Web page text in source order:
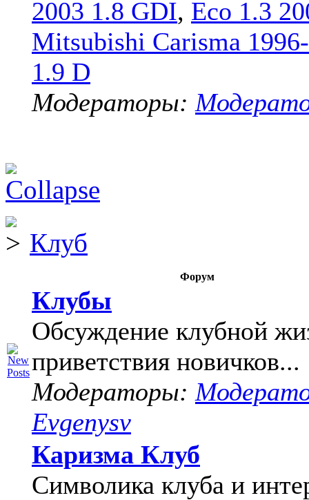
2003 1.8 GDI, Eco 1.3
Mitsubishi Carisma
1.9 D
Модераторы:
Клуб
Форум
Клубы
Обсуждение клубной
приветствия новичков...
Модераторы:
Evgenysv
Каризма Клуб
Символика клуба и